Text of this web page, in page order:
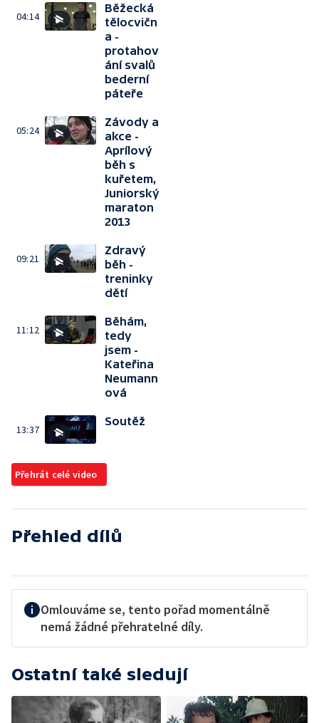
04:14
Běžecká
tělocvičn
a -
protahov
ání svalů
bederní
páteře
05:24
Závody a
akce -
Aprílový
běh s
kuřetem,
Juniorský
maraton
2013
09:21
Zdravý
běh -
treninky
dětí
11:12
Běhám,
tedy
jsem -
Kateřina
Neumann
ová
13:37
Soutěž
Přehrát celé video
Přehled dílů
Omlouváme se, tento pořad momentálně
nemá žádné přehratelné díly.
Ostatní také sledují